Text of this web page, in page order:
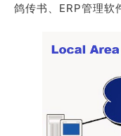
鸽传书、ERP管理软